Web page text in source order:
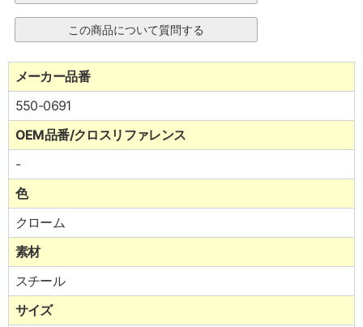
メーカー品番
550-0691
OEM品番/クロスリファレンス
-
色
クローム
素材
スチール
サイズ